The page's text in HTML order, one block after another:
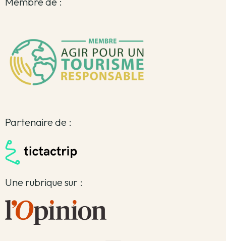
Partenaire de :
Une rubrique sur :